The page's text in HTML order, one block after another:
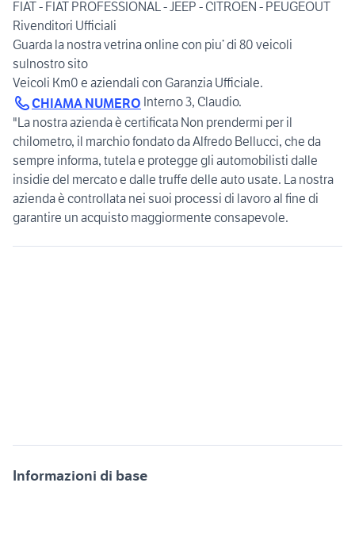
FIAT - FIAT PROFESSIONAL - JEEP - CITROEN - PEUGEOUT
Rivenditori Ufficiali
Guarda la nostra vetrina online con piu’ di 80 veicoli
sulnostro sito
CHIAMA NUMERO Interno 3, Claudio.
"La nostra azienda è certificata Non prendermi per il
chilometro, il marchio fondato da Alfredo Bellucci, che da
sempre informa, tutela e protegge gli automobilisti dalle
insidie del mercato e dalle truffe delle auto usate. La nostra
azienda è controllata nei suoi processi di lavoro al fine di
garantire un acquisto maggiormente consapevole.
Informazioni di base